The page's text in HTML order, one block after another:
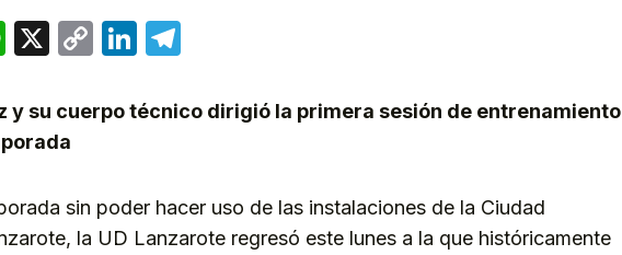
WhatsApp
X
CopyLinkedIn
y su cuerpo técnico dirigió la primera sesión de entrenamiento
sin poder hacer uso de las instalaciones de la Ciudad
la UD Lanzarote regresó este lunes a la que históricamente